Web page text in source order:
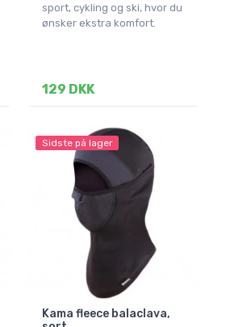
sport, cykling og ski, hvor du
ønsker ekstra komfort.
129 DKK
Sidste på lager
Kama fleece balaclava,